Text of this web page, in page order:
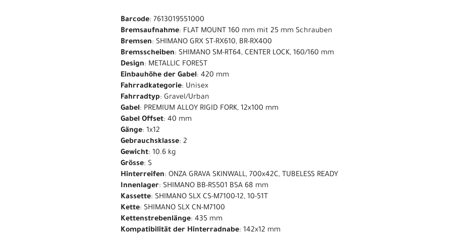
Barcode: 7613019551000
Bremsaufnahme: FLAT MOUNT 160 mm mit 25 mm Schrauben
Bremsen: SHIMANO GRX ST-RX610, BR-RX400
Bremsscheiben: SHIMANO SM-RT64, CENTER LOCK, 160/160 mm
Design: METALLIC FOREST
Einbauhöhe der Gabel: 420 mm
Fahrradkategorie: Unisex
Fahrradtyp: Gravel/Urban
Gabel: PREMIUM ALLOY RIGID FORK, 12x100 mm
Gabel Offset: 40 mm
Gänge: 1x12
Gebrauchsklasse: 2
Gewicht: 10.6 kg
Grösse: S
Hinterreifen: ONZA GRAVA SKINWALL, 700x42C, TUBELESS READY
Innenlager: SHIMANO BB-RS501 BSA 68 mm
Kassette: SHIMANO SLX CS-M7100-12, 10-51T
Kette: SHIMANO SLX CN-M7100
Kettenstrebenlänge: 435 mm
Kompatibilität der Hinterradnabe: 142x12 mm